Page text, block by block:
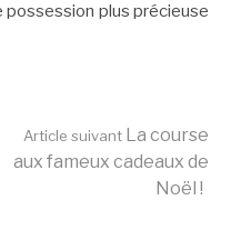
possession plus précieuse
Article suivant La course
aux fameux cadeaux de
Noël !